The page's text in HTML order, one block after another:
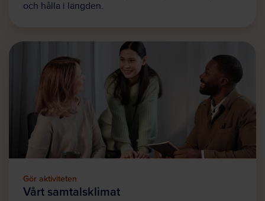
och hålla i längden.
Gör aktiviteten
Vårt samtalsklimat